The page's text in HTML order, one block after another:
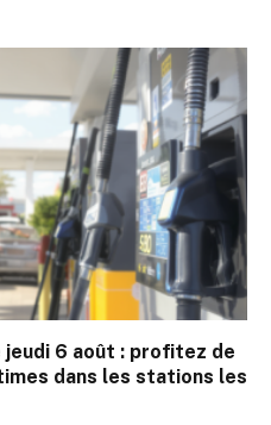
jeudi 6 août : profitez de
dans les stations les